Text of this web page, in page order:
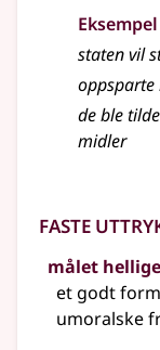
Eksempel
staten vil
de ble
midler
Faste
målet
et godt
umoralske